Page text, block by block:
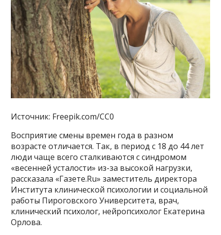
Источник: Freepik.com/CC0
Восприятие смены времен года в разном
возрасте отличается. Так, в период с 18 до 44 лет
люди чаще всего сталкиваются с синдромом
«весенней усталости» из-за высокой нагрузки,
рассказала «Газете.Ru» заместитель директора
Института клинической психологии и социальной
работы Пироговского Университета, врач,
клинический психолог, нейропсихолог Екатерина
Орлова.